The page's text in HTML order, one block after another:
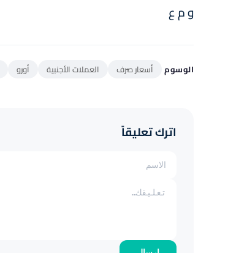
و م ع
الوسوم أسعار صرف العملات الأجنبية أورو
اترك تعليقاً